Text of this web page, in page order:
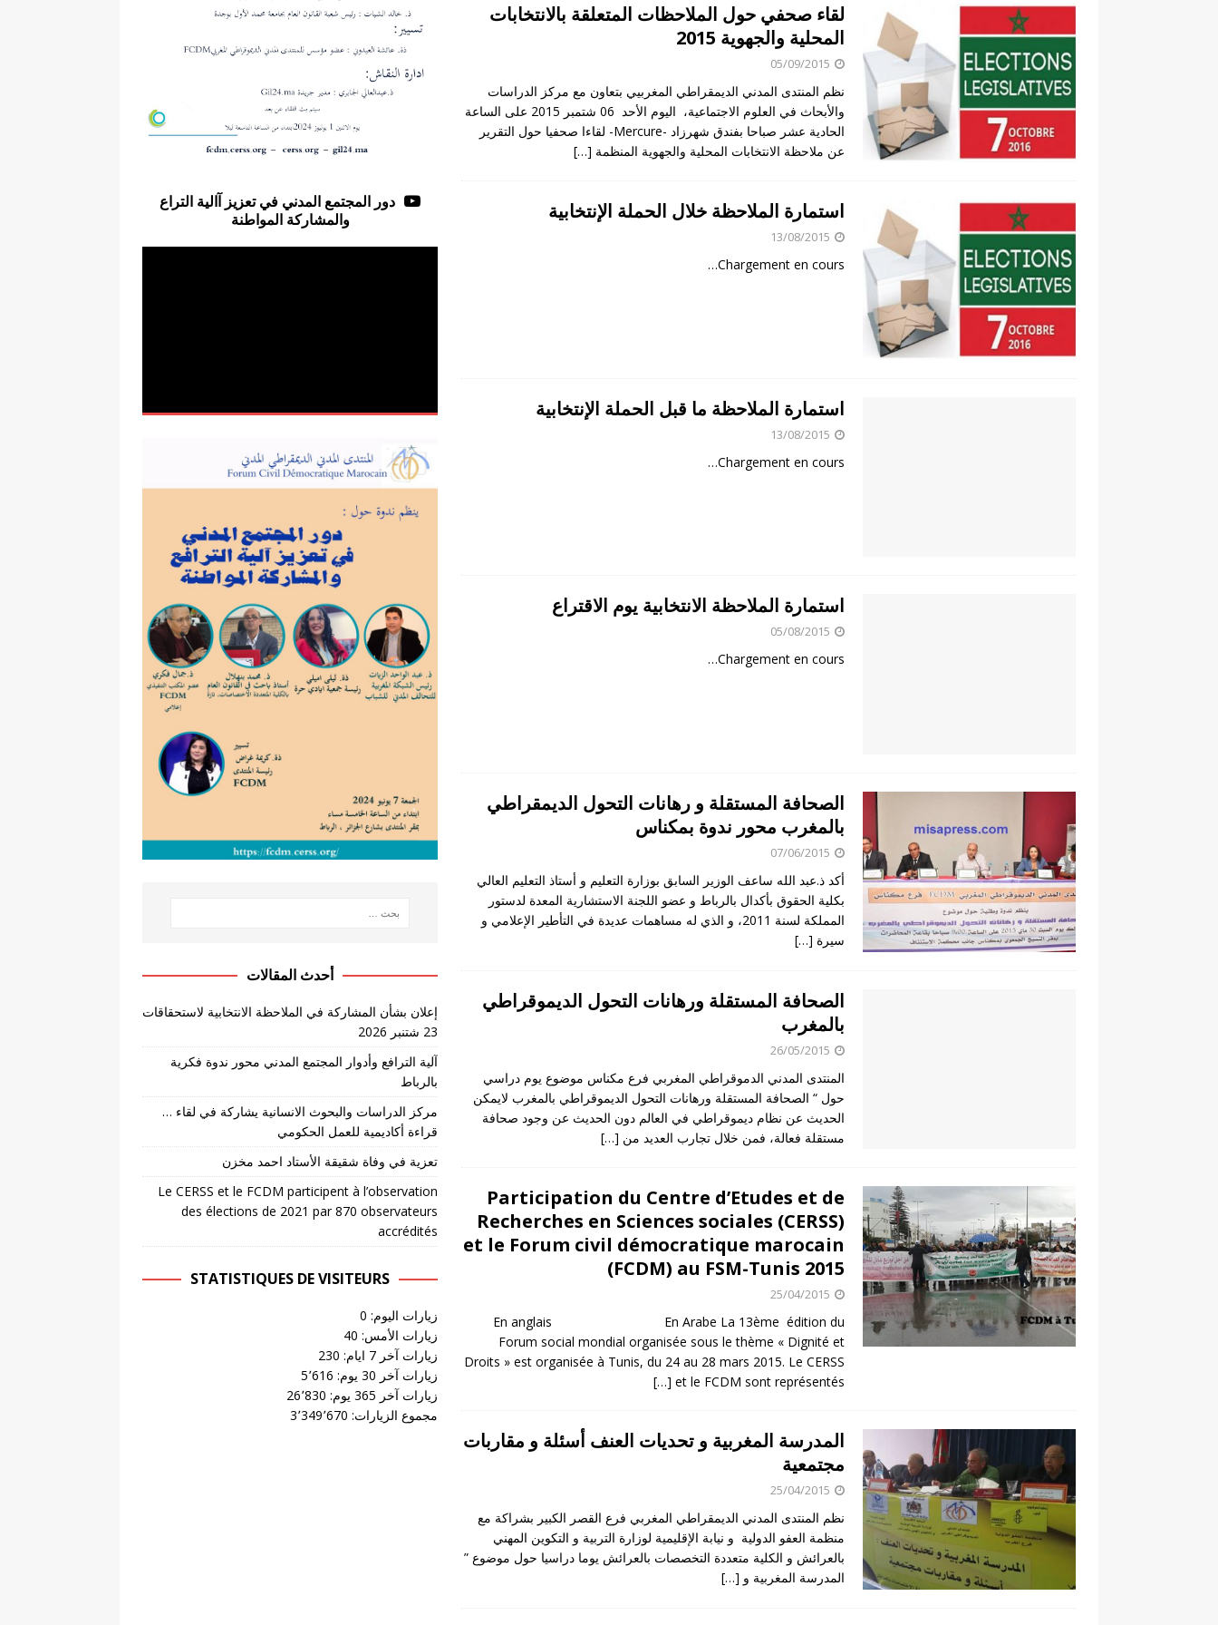
لقاء صحفي حول الملاحظات المتعلقة بالانتخابات
المحلية والجهوية 2015
05/09/2015
نظم المنتدى المدني الديمقراطي المغربيي بتعاون مع مركز الدراسات
والأبحاث في العلوم الاجتماعية، اليوم الأحد 06 شتمبر 2015 على الساعة
الحادية عشر صباحا بفندق شهرزاد -Mercure- لقاءا صحفيا حول التقرير
عن ملاحظة الانتخابات المحلية والجهوية المنظمة […]
استمارة الملاحظة خلال الحملة الإنتخابية
13/08/2015
Chargement en cours…
استمارة الملاحظة ما قبل الحملة الإنتخابية
13/08/2015
Chargement en cours…
استمارة الملاحظة الانتخابية يوم الاقتراع
05/08/2015
Chargement en cours…
الصحافة المستقلة و رهانات التحول الديمقراطي
بالمغرب محور ندوة بمكناس
07/06/2015
أكد ذ.عبد الله ساعف الوزير السابق بوزارة التعليم و أستاذ التعليم العالي
بكلية الحقوق بأكدال بالرباط و عضو اللجنة الاستشارية المعدة لدستور
المملكة لسنة 2011، و الذي له مساهمات عديدة في التأطير الإعلامي و
سيرة […]
الصحافة المستقلة ورهانات التحول الديموقراطي
بالمغرب
26/05/2015
المنتدى المدني الدموقراطي المغربي فرع مكناس موضوع يوم دراسي
حول “ الصحافة المستقلة ورهانات التحول الديموقراطي بالمغرب لايمكن
الحديث عن نظام ديموقراطي في العالم دون الحديث عن وجود صحافة
مستقلة فعالة، فمن خلال تجارب العديد من […]
Participation du Centre d’Etudes et de
Recherches en Sciences sociales (CERSS)
et le Forum civil démocratique marocain
(FCDM) au FSM-Tunis 2015
25/04/2015
En anglais En Arabe La 13ème édition du
Forum social mondial organisée sous le thème « Dignité et
Droits » est organisée à Tunis, du 24 au 28 mars 2015. Le CERSS
et le FCDM sont représentés
[…]
المدرسة المغربية و تحديات العنف أسئلة و مقاربات
مجتمعية
25/04/2015
نظم المنتدى المدني الديمقراطي المغربي فرع القصر الكبير بشراكة مع
منظمة العفو الدولية و نيابة الإقليمية لوزارة التربية و التكوين المهني
بالعرائش و الكلية متعددة التخصصات بالعرائش يوما دراسيا حول موضوع ”
المدرسة المغربية و […]
دور المجتمع المدني في تعزيز آالية التراع
والمشاركة المواطنة
أحدث المقالات
إعلان بشأن المشاركة في الملاحظة الانتخابية لاستحقاقات
23 شتنبر 2026
آلية الترافع وأدوار المجتمع المدني محور ندوة فكرية
بالرباط
مركز الدراسات والبحوث الانسانية يشاركة في لقاء …
قراءة أكاديمية للعمل الحكومي
تعزية في وفاة شقيقة الأستاد احمد مخزن
Le CERSS et le FCDM participent à l’observation
des élections de 2021 par 870 observateurs
accrédités
STATISTIQUES DE VISITEURS
زيارات اليوم: 0
زيارات الأمس: 40
زيارات آخر 7 ايام:
230
زيارات آخر 30 يوم:
5٬616
زيارات آخر 365 يوم:
26٬830
مجموع الزيارات: 3٬349٬670